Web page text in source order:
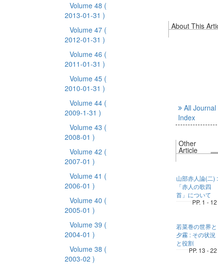
Volume 48 (
2013-01-31 )
Volume 47 (
2012-01-31 )
Volume 46 (
2011-01-31 )
Volume 45 (
2010-01-31 )
Volume 44 (
2009-1-31 )
Volume 43 (
2008-01 )
Volume 42 (
2007-01 )
Volume 41 (
2006-01 )
Volume 40 (
2005-01 )
Volume 39 (
2004-01 )
Volume 38 (
2003-02 )
About This
All Journal
Index
Other
Article
山部赤人論(二) :
「赤人の歌四
首」について
PP. 1 - 12
若菜巻の世界と
夕霧 : その状況
と役割
PP. 13 - 22